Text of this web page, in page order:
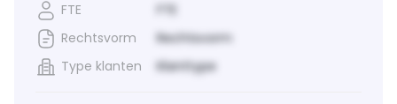
FTE
FTE
Rechtsvorm
Rechtsvorm
Type klanten
Klanttype